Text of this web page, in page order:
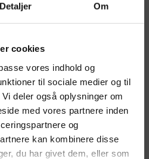
Detaljer Om
cookies
vores indhold og
til sociale medier og til
deler også oplysninger om
med vores partnere inden
og
kan kombinere disse
du har givet dem, eller som